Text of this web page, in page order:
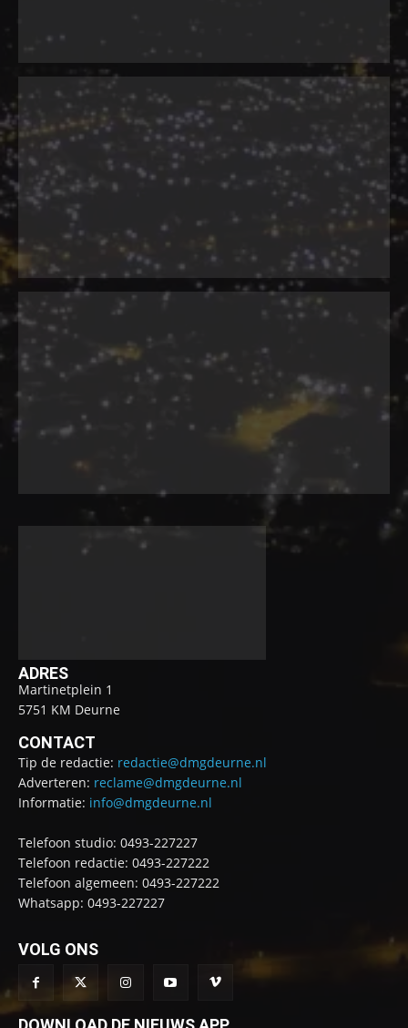
ADRES
Martinetplein 1
5751 KM Deurne
CONTACT
Tip de redactie: redactie@dmgdeurne.nl
Adverteren: reclame@dmgdeurne.nl
Informatie: info@dmgdeurne.nl
Telefoon studio: 0493-227227
Telefoon redactie: 0493-227222
Telefoon algemeen: 0493-227222
Whatsapp: 0493-227227
VOLG ONS